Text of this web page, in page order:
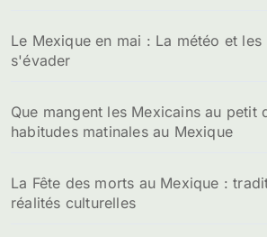
Le Mexique en mai : La météo et
s'évader
Que mangent les Mexicains au petit
habitudes matinales au Mexique
La Fête des morts au Mexique :
réalités culturelles